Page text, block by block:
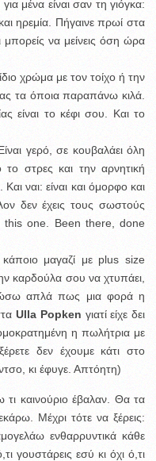
μένα είναι σαν τη γιόγκα:
ηρεμία. Πήγαινε πρωί στα
να μείνεις όση ώρα
χρώμα με τον τοίχο ή την
τα όποια παραπάνω κιλά.
είναι το κέφι σου. Και το
γερό, σε κουβαλάει όλη
στρες και την αρνητική
ναι: είναι και όμορφο και
δεν έχεις τους σωστούς
one. Been there, done
μαγαζί με plus size
καρδούλα σου να χτυπάει,
απλά πως μια φορά η
Ulla Popken γιατί είχε δει
η πωλήτρια με
δεν έχουμε κάτι στο
κι έφυγε. Απτόητη)
τι καινούριο έβαλαν. Θα τα
Μέχρι τότε να ξέρεις:
ενθαρρυντικά κάθε
γουστάρεις εσύ κι όχι ό,τι